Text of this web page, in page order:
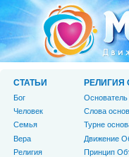
СТАТЬИ
Бог
Человек
Cемья
Вера
Религия
РЕЛИГИЯ
Основатель
Слова
Турне
Движение
Принцип